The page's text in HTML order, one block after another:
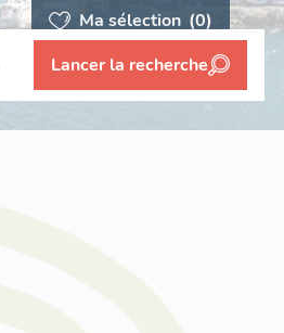
Ma sélection (0)
Lancer la recherche